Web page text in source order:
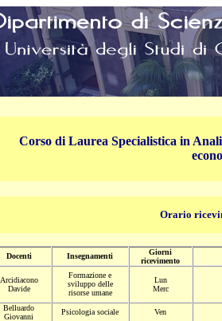
Corso di Laurea Specialistica in
Orario
Docenti Insegnamenti
Giorni
ricevimento
Arcidiacono
Davide
Formazione e
sviluppo delle
risorse umane
Lun
Merc
Belluardo
Giovanni
Psicologia sociale Ven